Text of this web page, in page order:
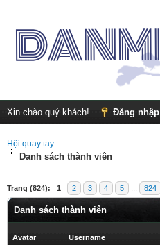
Xin chào quý khách! Đăng nhập
Hội quay tay
Danh sách thành viên
Trang (824): 1 2 3 4 5 824
Danh sách thành viên
Avatar Username